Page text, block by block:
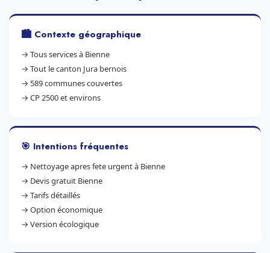
🏙️ Contexte géographique
→ Tous services à Bienne
→ Tout le canton Jura bernois
→ 589 communes couvertes
→ CP 2500 et environs
🎯 Intentions fréquentes
→ Nettoyage apres fete urgent à Bienne
→ Devis gratuit Bienne
→ Tarifs détaillés
→ Option économique
→ Version écologique